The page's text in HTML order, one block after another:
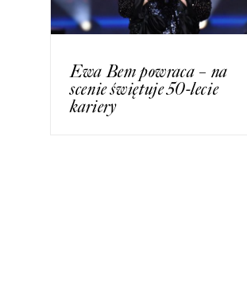
Ewa Bem powraca – na
scenie świętuje 50-lecie
kariery